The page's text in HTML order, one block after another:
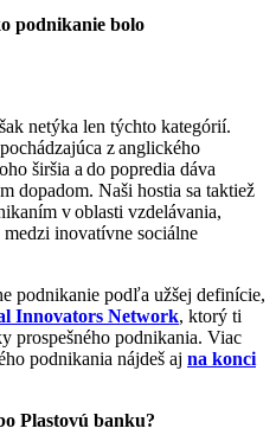
podnikanie bolo
netýka len týchto kategórií.
z anglického
širšia a do popredia dáva
dopadom. Naši hostia sa taktiež
v oblasti vzdelávania,
inovatívne sociálne
podnikanie podľa užšej definície,
Innovators Network, ktorý ti
prospešného podnikania. Viac
podnikania nájdeš aj na konci
Plastovú banku?